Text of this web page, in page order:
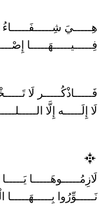
هِـــــيَ شِـــــفَـــــاءُ
فِـــــيـــــهَـــــا
فَـــــاذْكُـــــر لَا
لَا إِلَـــــه إِلَّا
لَازِمُـــــوهَـــــا
نَـــــوِّرُوا بِـــــهَـــــا